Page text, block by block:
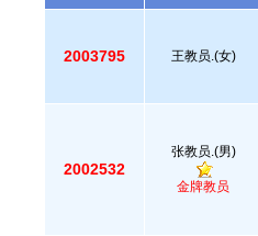
2003795 王教员.(女)
2002532
张教员.(男)
金牌教员